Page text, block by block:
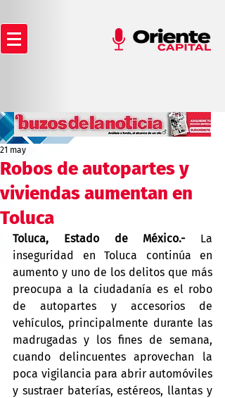
Robos de autopartes y
viviendas aumentan en
Toluca
21 may
Toluca, Estado de México.- La
inseguridad en Toluca continúa en
aumento y uno de los delitos que más
preocupa a la ciudadanía es el robo
de autopartes y accesorios de
vehículos, principalmente durante las
madrugadas y los fines de semana,
cuando delincuentes aprovechan la
poca vigilancia para abrir automóviles
y sustraer baterías, estéreos, llantas y